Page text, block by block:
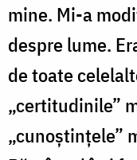
mine. Mi-a
despre lume.
de toate
„certitudinile”
„cunoştinţele”